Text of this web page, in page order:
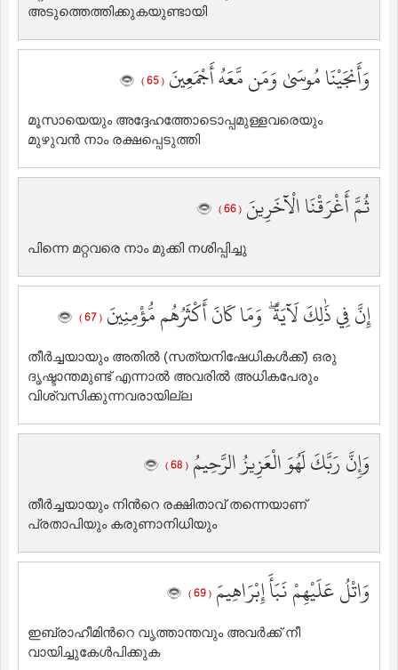
അടുത്തെത്തിക്കുകയുണ്ടായി
وَأَنجَيْنَا مُوسَىٰ وَمَن مَّعَهُ أَجْمَعِينَ ( 65 )
മൂസായെയും അദ്ദേഹത്തോടൊപ്പമുള്ളവരെയും
മുഴുവന്‍ നാം രക്ഷപ്പെടുത്തി
ثُمَّ أَغْرَقْنَا الْآخَرِينَ ( 66 )
പിന്നെ മറ്റവരെ നാം മുക്കി നശിപ്പിച്ചു
إِنَّ فِي ذَٰلِكَ لَآيَةً ۖ وَمَا كَانَ أَكْثَرُهُم مُّؤْمِنِينَ ( 67 )
തീര്‍ച്ചയായും അതില്‍ (സത്യനിഷേധികള്‍ക്ക്‌) ഒരു
ദൃഷ്ടാന്തമുണ്ട് എന്നാല്‍ അവരില്‍ അധികപേരും
വിശ്വസിക്കുന്നവരായില്ല
وَإِنَّ رَبَّكَ لَهُوَ الْعَزِيزُ الرَّحِيمُ ( 68 )
തീര്‍ച്ചയായും നിന്‍റെ രക്ഷിതാവ് തന്നെയാണ്
പ്രതാപിയും കരുണാനിധിയും
وَاتْلُ عَلَيْهِمْ نَبَأَ إِبْرَاهِيمَ ( 69 )
ഇബ്രാഹീമിന്‍റെ വൃത്താന്തവും അവര്‍ക്ക് നീ
വായിച്ചുകേള്‍പിക്കുക